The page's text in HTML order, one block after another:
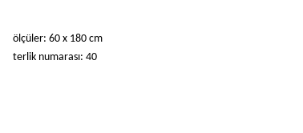
ölçüler: 60 x 180 cm
terlik numarası: 40